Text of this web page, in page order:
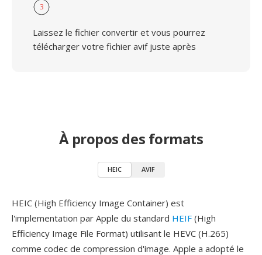
3
Laissez le fichier convertir et vous pourrez
télécharger votre fichier avif juste après
À propos des formats
HEIC AVIF
HEIC (High Efficiency Image Container) est
l'implementation par Apple du standard HEIF (High
Efficiency Image File Format) utilisant le HEVC (H.265)
comme codec de compression d'image. Apple a adopté le